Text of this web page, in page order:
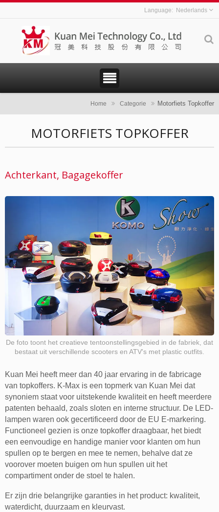
Nederlands
Home Categorie Motorfiets Topkoffer
MOTORFIETS TOPKOFFER
Achterkant, Bagagekoffer
De foto toont het creatieve tentoonstellingsgebied in de fabriek, dat
bestaat uit verschillende scooters en ATV's met plastic outfits.
Kuan Mei heeft meer dan 40 jaar ervaring in de fabricage
van topkoffers. K-Max is een topmerk van Kuan Mei dat
synoniem staat voor uitstekende kwaliteit en heeft meerdere
patenten behaald, zoals sloten en interne structuur. De LED-
lampen waren ook gecertificeerd door de EU E-markering.
Functioneel gezien is onze topkoffer draagbaar, het biedt
een eenvoudige en handige manier voor klanten om hun
spullen op te bergen en mee te nemen, behalve dat ze
voorover moeten buigen om hun spullen uit het
compartiment onder de stoel te halen.
Er zijn drie belangrijke garanties in het product: kwaliteit,
waterdicht, duurzaam en kleurvast.